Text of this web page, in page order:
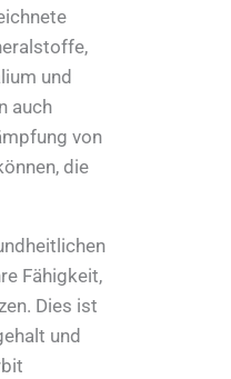
und
auch
von
die
Fähigkeit,
Dies ist
und